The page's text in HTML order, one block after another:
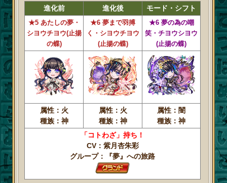
進化前
進化後 モード・シフト
★5 あたしの夢・
シヨウチヨウ(止揚
の蝶)
★6 夢まで羽搏
く・シヨウチヨウ
(止揚の蝶)
★6 夢の為の嘲
笑・チヨウシヨウ
(止揚の蝶)
属性：火
種族：神
属性：火
種族：神
属性：闇
種族：神
「コトわざ」持ち！
CV：紫月杏朱彩
グループ：『夢』への旅路